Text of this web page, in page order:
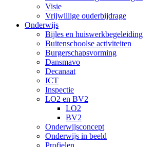
Visie
Vrijwillige ouderbijdrage
Onderwijs
Bijles en huiswerkbegeleiding
Buitenschoolse activiteiten
Burgerschapsvorming
Dansmavo
Decanaat
ICT
Inspectie
LO2 en BV2
LO2
BV2
Onderwijsconcept
Onderwijs in beeld
Profielen